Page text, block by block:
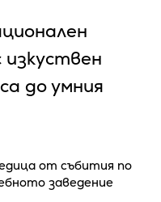
до умния
от събития по
заведение